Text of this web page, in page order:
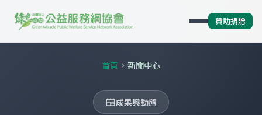
贊助捐贈
首頁 chevron_right 新聞中心
newspaper成果與動態